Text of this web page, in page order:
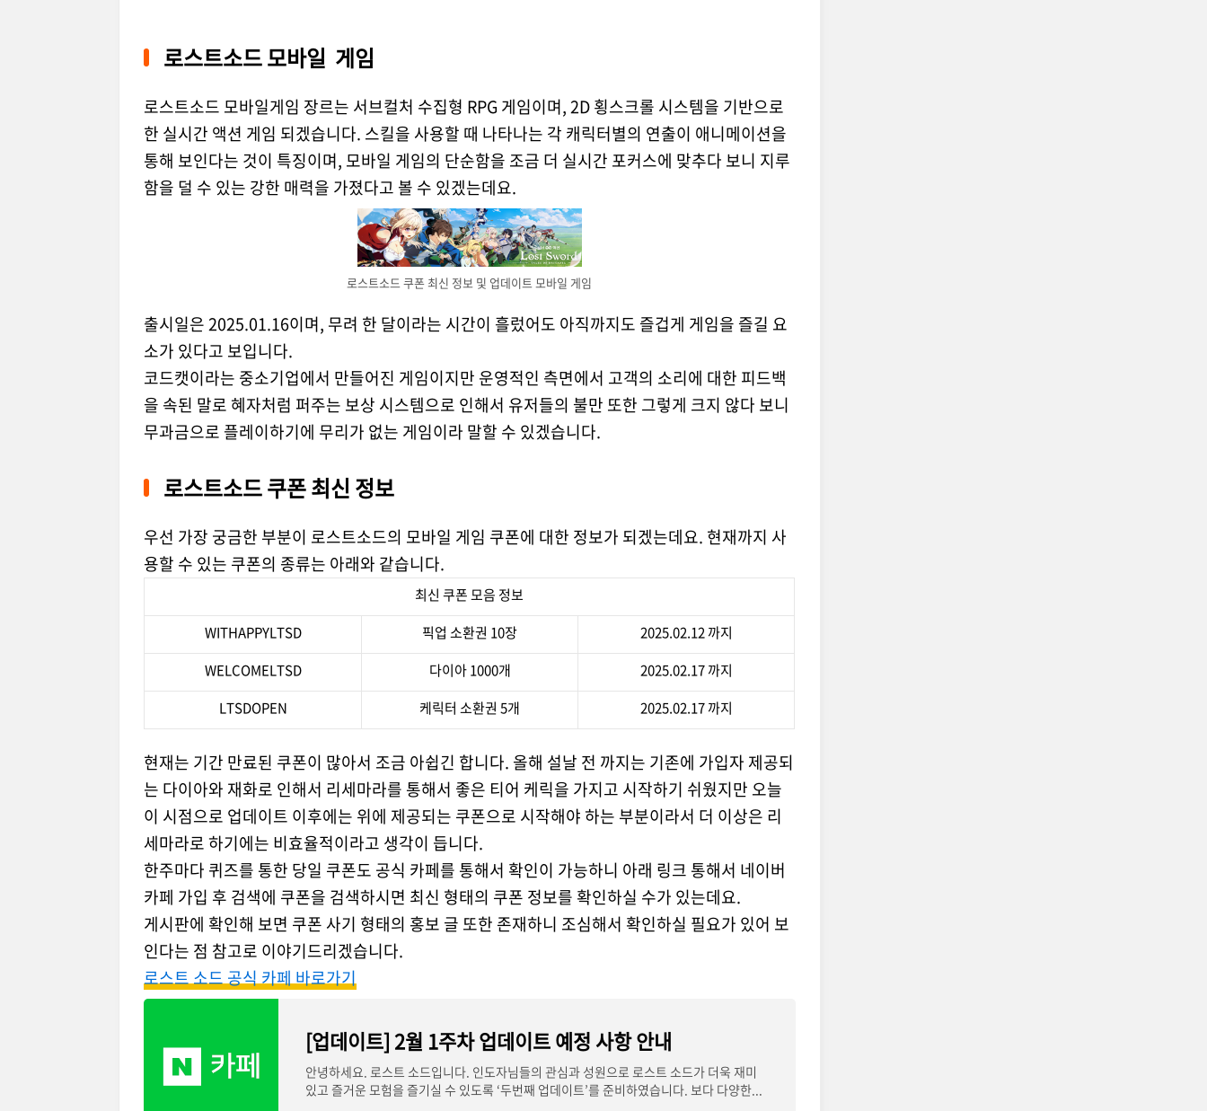
로스트소드 모바일 게임
로스트소드 모바일게임 장르는 서브컬처 수집형 RPG 게임이며, 2D 횡스크롤 시스템을 기반으로
한 실시간 액션 게임 되겠습니다. 스킬을 사용할 때 나타나는 각 캐릭터별의 연출이 애니메이션을
통해 보인다는 것이 특징이며, 모바일 게임의 단순함을 조금 더 실시간 포커스에 맞추다 보니 지루
함을 덜 수 있는 강한 매력을 가졌다고 볼 수 있겠는데요.
로스트소드 쿠폰 최신 정보 및 업데이트 모바일 게임
출시일은 2025.01.16이며, 무려 한 달이라는 시간이 흘렀어도 아직까지도 즐겁게 게임을 즐길 요
소가 있다고 보입니다.
코드캣이라는 중소기업에서 만들어진 게임이지만 운영적인 측면에서 고객의 소리에 대한 피드백
을 속된 말로 혜자처럼 퍼주는 보상 시스템으로 인해서 유저들의 불만 또한 그렇게 크지 않다 보니
무과금으로 플레이하기에 무리가 없는 게임이라 말할 수 있겠습니다.
로스트소드 쿠폰 최신 정보
우선 가장 궁금한 부분이 로스트소드의 모바일 게임 쿠폰에 대한 정보가 되겠는데요. 현재까지 사
용할 수 있는 쿠폰의 종류는 아래와 같습니다.
최신 쿠폰 모음 정보
WITHAPPYLTSD
픽업 소환권 10장
2025.02.12 까지
WELCOMELTSD
다이아 1000개
2025.02.17 까지
LTSDOPEN
케릭터 소환권 5개 2025.02.17 까지
현재는 기간 만료된 쿠폰이 많아서 조금 아쉽긴 합니다. 올해 설날 전 까지는 기존에 가입자 제공되
는 다이아와 재화로 인해서 리세마라를 통해서 좋은 티어 케릭을 가지고 시작하기 쉬웠지만 오늘
이 시점으로 업데이트 이후에는 위에 제공되는 쿠폰으로 시작해야 하는 부분이라서 더 이상은 리
세마라로 하기에는 비효율적이라고 생각이 듭니다.
한주마다 퀴즈를 통한 당일 쿠폰도 공식 카페를 통해서 확인이 가능하니 아래 링크 통해서 네이버
카페 가입 후 검색에 쿠폰을 검색하시면 최신 형태의 쿠폰 정보를 확인하실 수가 있는데요.
게시판에 확인해 보면 쿠폰 사기 형태의 홍보 글 또한 존재하니 조심해서 확인하실 필요가 있어 보
인다는 점 참고로 이야기드리겠습니다.
로스트 소드 공식 카페 바로가기
[업데이트] 2월 1주차 업데이트 예정 사항 안내
안녕하세요. 로스트 소드입니다. 인도자님들의 관심과 성원으로 로스트 소드가 더욱 재미
있고 즐거운 모험을 즐기실 수 있도록 ‘두번째 업데이트’를 준비하였습니다. 보다 다양한...